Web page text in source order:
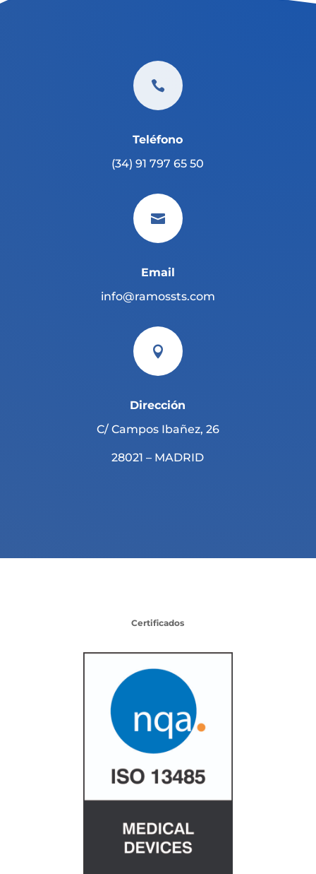

Teléfono
(34) 91 797 65 50

Email
info@ramossts.com

Dirección
C/ Campos Ibañez, 26
28021 – MADRID
Certificados